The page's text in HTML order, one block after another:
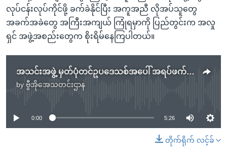
လုပ်ငန်းလုပ်ကိုင်ဖို့ ခက်ခဲနိုင်ပြီး အကူအညီ လိုအပ်သူတွေ
အခက်အခဲတွေ အကြီးအကျယ် ကြုံရမှာကို ပြည်တွင်းက အလှု
ရှင် အဖွဲ့အစည်းတွေက စိုးရိမ်နေကြပါတယ်။
အသင်းအဖွဲ့ မှတ်ပုံတင်ဥပဒေသစ်အပေါ် အရပ်ဖက်လူမှုအဖွဲ့တွေအမြင်
by ဗွီအိုအေသတင်းဌာန
No media source currently available
0:00 5:26
တိုက်ရိုက် လင့်ခ်